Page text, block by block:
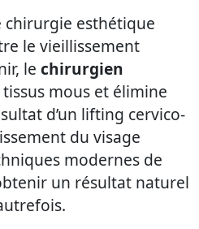
esthétique
le vieillissement
le chirurgien
mous et élimine
d’un lifting cervico-
du visage
modernes de
un résultat naturel